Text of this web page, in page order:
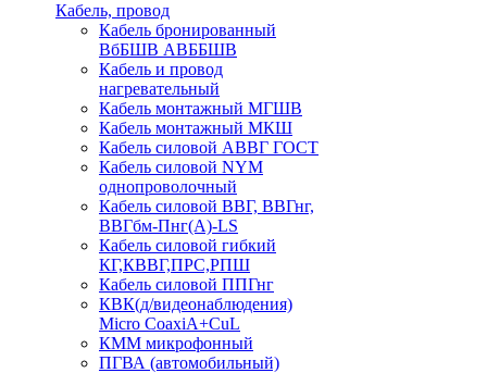
Кабель, провод
Кабель бронированный
ВбБШВ АВББШВ
Кабель и провод
нагревательный
Кабель монтажный МГШВ
Кабель монтажный МКШ
Кабель силовой АВВГ ГОСТ
Кабель силовой NYM
однопроволочный
Кабель силовой ВВГ, ВВГнг,
ВВГбм-Пнг(А)-LS
Кабель силовой гибкий
КГ,КВВГ,ПРС,РПШ
Кабель силовой ППГнг
КВК(д/видеонаблюдения)
Micro CoaxiA+CuL
КММ микрофонный
ПГВА (автомобильный)